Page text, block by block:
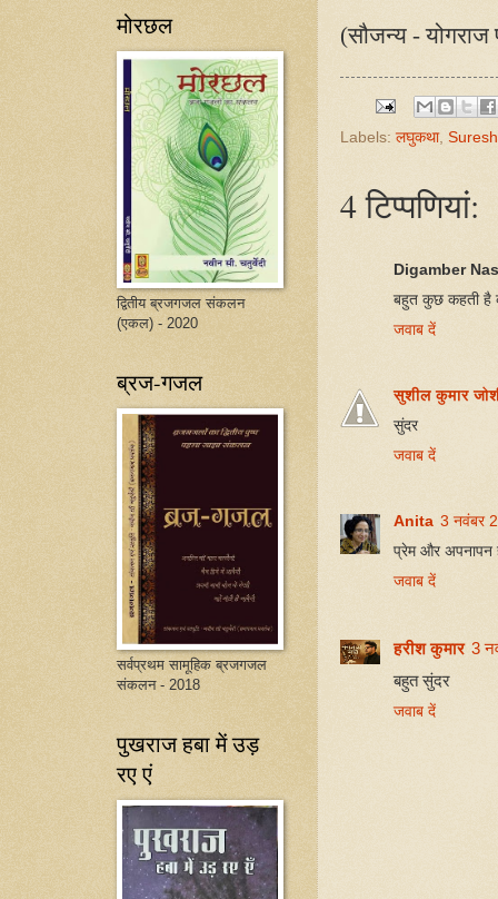
(सौजन्य - योगराज
Labels: लघुकथा,
4 टिप्‍पणियां:
Digamber
बहुत कुछ कहती है
जवाब दें
सुशील कुमार
सुंदर
जवाब दें
Anita 3 नवंबर
प्रेम और अपनापन
जवाब दें
हरीश कुमार 3
बहुत सुंदर
जवाब दें
मोरछल
द्वितीय ब्रजगजल संकलन
(एकल) - 2020
ब्रज-गजल
सर्वप्रथम सामूहिक ब्रजगजल
संकलन - 2018
पुखराज हबा में उड़
रए एं